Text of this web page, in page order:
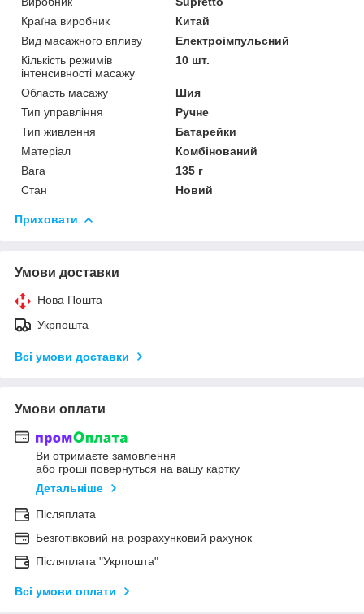
Країна виробник
Китай
Вид масажного впливу
Електроімпульсний
Кількість режимів
інтенсивності масажу
10 шт.
Область масажу
Шия
Тип управління
Ручне
Тип живлення
Батарейки
Матеріал
Комбінований
Вага
135 г
Стан
Новий
Приховати
Умови доставки
Нова Пошта
Укрпошта
Всі умови доставки
Умови оплати
Ви отримаєте замовлення
або гроші повернуться на вашу картку
Детальніше
Післяплата
Безготівковий на розрахунковий рахунок
Післяплата "Укрпошта"
Всі умови оплати